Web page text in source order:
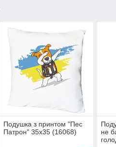
Подушка з принтом "Пес
Патрон" 35х35 (16068)
не